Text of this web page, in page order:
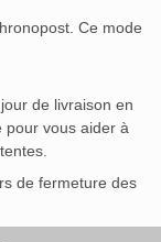
Ce mode
de livraison en
pour vous aider à
de fermeture des